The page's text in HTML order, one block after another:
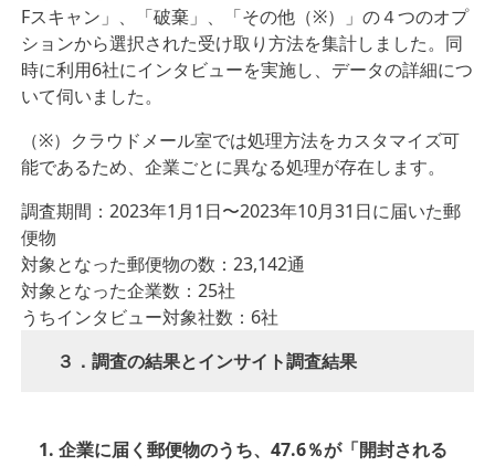
Fスキャン」、「破棄」、「その他（※）」の４つのオプ
ションから選択された受け取り⽅法を集計しました。同
時に利⽤6社にインタビューを実施し、データの詳細につ
いて伺いました。
（※）クラウドメール室では処理⽅法をカスタマイズ可
能であるため、企業ごとに異なる処理が存在します。
調査期間：2023年1⽉1⽇〜2023年10⽉31⽇に届いた郵
便物
対象となった郵便物の数：23,142通
対象となった企業数：25社
うちインタビュー対象社数：6社
３．調査の結果とインサイト調査結果
1. 企業に届く郵便物のうち、47.6％が「開封される